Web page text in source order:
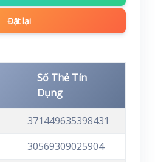
Đặt lại
Số Thẻ Tín
Dụng
371449635398431
30569309025904